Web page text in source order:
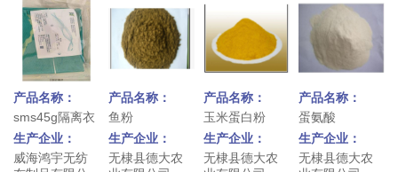
产品名称：
sms45g隔离衣
生产企业：
威海鸿宇无纺
产品名称：
鱼粉
生产企业：
无棣县德大农
产品名称：
玉米蛋白粉
生产企业：
无棣县德大农
产品名称：
蛋氨酸
生产企业：
无棣县德大农